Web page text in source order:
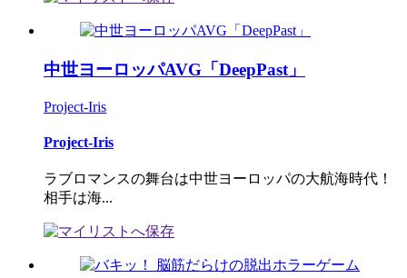
中世ヨーロッパAVG「DeepPast」
Project-Iris
Project-Iris
ラブロマンスの舞台は中世ヨーロッパの大航海時代！
相手は海...